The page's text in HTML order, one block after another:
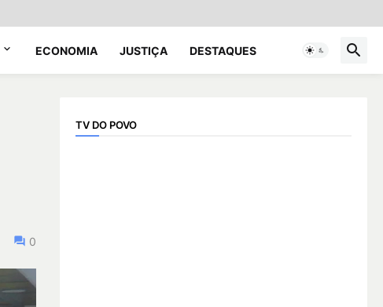
ECONOMIA JUSTIÇA DESTAQUES
0
TV DO POVO